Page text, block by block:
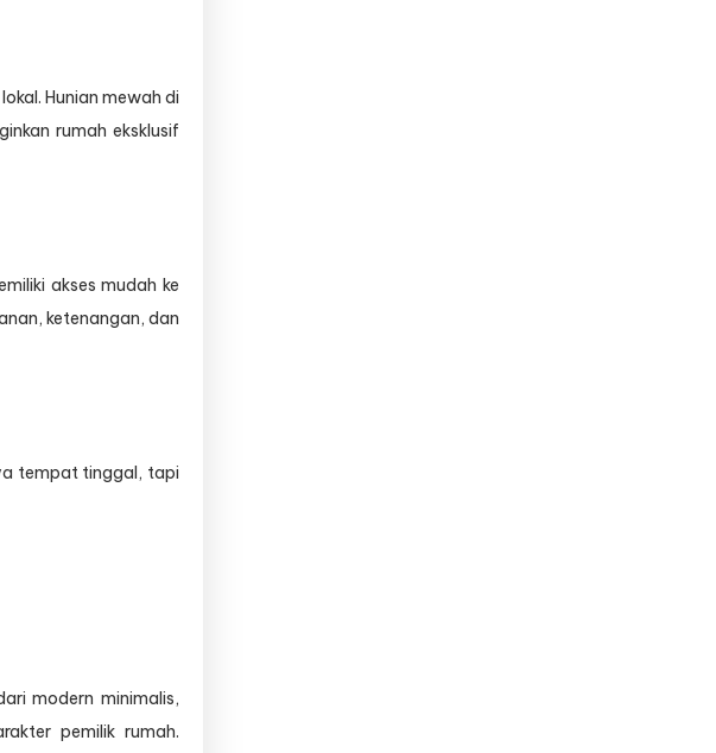
Hunian mewah di
rumah eksklusif
akses mudah ke
ketenangan, dan
tempat tinggal, tapi
modern minimalis,
pemilik rumah.